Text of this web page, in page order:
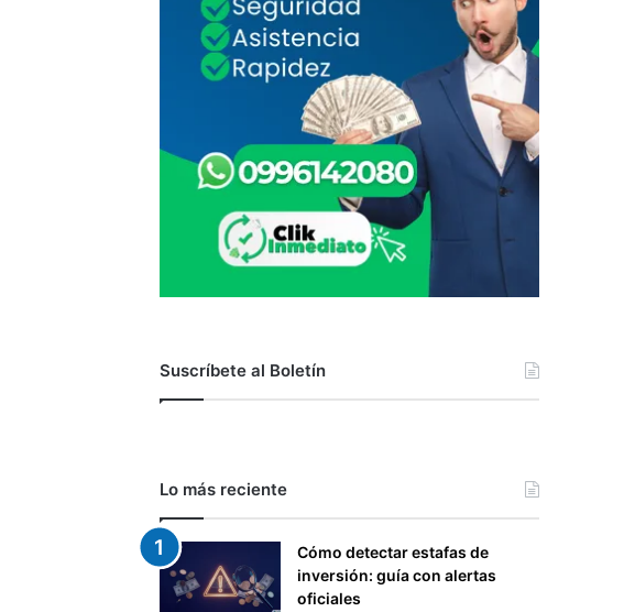
Suscríbete al Boletín
Lo más reciente
Cómo detectar estafas de
inversión: guía con alertas
oficiales